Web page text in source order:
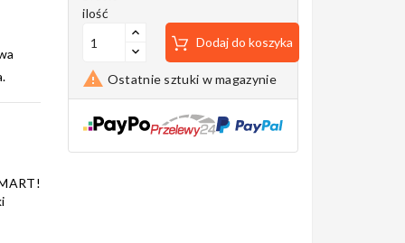
ilość
Dodaj do koszyka
 Ostatnie sztuki w magazynie